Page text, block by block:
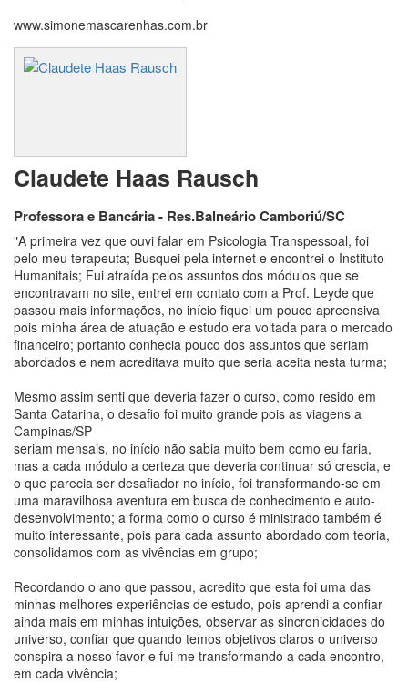
www.simonemascarenhas.com.br
Claudete Haas Rausch
Professora e Bancária - Res.Balneário Camboriú/SC
"A primeira vez que ouvi falar em Psicologia Transpessoal, foi
pelo meu terapeuta; Busquei pela internet e encontrei o Instituto
Humanitais; Fui atraída pelos assuntos dos módulos que se
encontravam no site, entrei em contato com a Prof. Leyde que
passou mais informações, no início fiquei um pouco apreensiva
pois minha área de atuação e estudo era voltada para o mercado
financeiro; portanto conhecia pouco dos assuntos que seriam
abordados e nem acreditava muito que seria aceita nesta turma;
Mesmo assim senti que deveria fazer o curso, como resido em
Santa Catarina, o desafio foi muito grande pois as viagens a
Campinas/SP
seriam mensais, no início não sabia muito bem como eu faria,
mas a cada módulo a certeza que deveria continuar só crescia, e
o que parecia ser desafiador no início, foi transformando-se em
uma maravilhosa aventura em busca de conhecimento e auto-
desenvolvimento; a forma como o curso é ministrado também é
muito interessante, pois para cada assunto abordado com teoria,
consolidamos com as vivências em grupo;
Recordando o ano que passou, acredito que esta foi uma das
minhas melhores experiências de estudo, pois aprendi a confiar
ainda mais em minhas intuições, observar as sincronicidades do
universo, confiar que quando temos objetivos claros o universo
conspira a nosso favor e fui me transformando a cada encontro,
em cada vivência;